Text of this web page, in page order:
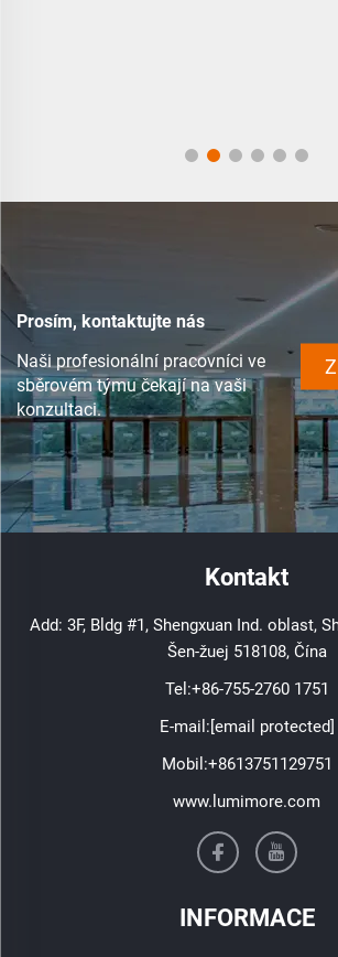
Prosím, kontaktujte nás
Naši profesionální pracovníci ve
sběrovém týmu čekají na vaši
konzultaci.
Kontakt
Add: 3F, Bldg #1, Shengxuan Ind. oblast,
Šen-žuej 518108, Čína
Tel:+86-755-2760 1751
E-mail:[email protected]
Mobil:+8613751129751
www.lumimore.com
INFORMACE